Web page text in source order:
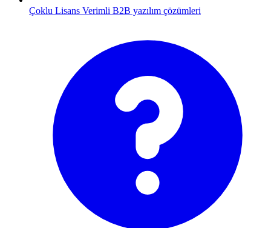
Çoklu Lisans Verimli B2B yazılım çözümleri